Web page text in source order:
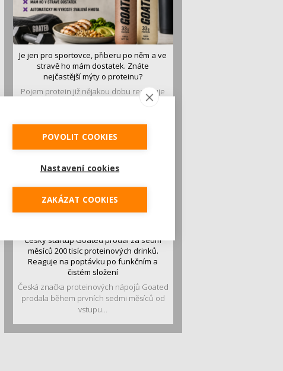
Je jen pro sportovce, přiberu po něm a ve
stravě ho mám dostatek. Znáte
nejčastější mýty o proteinu?
Pojem protein již nějakou dobu rezonuje
v oblasti zdraví, výživy i dlouhověkosti.
Český startup Goated prodal za sedm
měsíců 200 tisíc proteinových drinků.
Reaguje na poptávku po funkčním a
čistém složení
Česká značka proteinových nápojů Goated
prodala během prvních sedmi měsíců od
vstupu...
POVOLIT COOKIES
Nastavení cookies
ZAKÁZAT COOKIES